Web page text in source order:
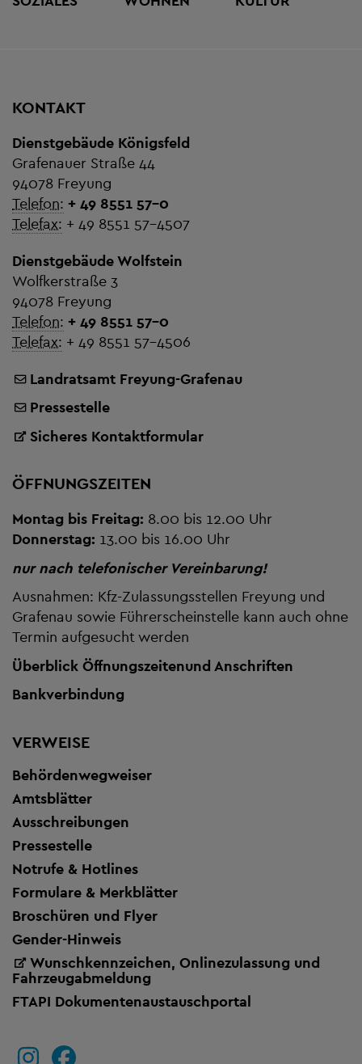
KONTAKT
Dienstgebäude Königsfeld
Grafenauer Straße 44
94078 Freyung
Telefon: + 49 8551 57-0
Telefax: + 49 8551 57-4507
Dienstgebäude Wolfstein
Wolfkerstraße 3
94078 Freyung
Telefon: + 49 8551 57-0
Telefax: + 49 8551 57-4506
Landratsamt Freyung-Grafenau
Pressestelle
Sicheres Kontaktformular
ÖFFNUNGSZEITEN
Montag bis Freitag: 8.00 bis 12.00 Uhr
Donnerstag: 13.00 bis 16.00 Uhr
nur nach telefonischer Vereinbarung!
Ausnahmen: Kfz-Zulassungsstellen Freyung und
Grafenau sowie Führerscheinstelle kann auch ohne
Termin aufgesucht werden
Überblick Öffnungszeitenund Anschriften
Bankverbindung
VERWEISE
Behördenwegweiser
Amtsblätter
Ausschreibungen
Pressestelle
Notrufe & Hotlines
Formulare & Merkblätter
Broschüren und Flyer
Gender-Hinweis
Wunschkennzeichen, Onlinezulassung und
Fahrzeugabmeldung
FTAPI Dokumentenaustauschportal